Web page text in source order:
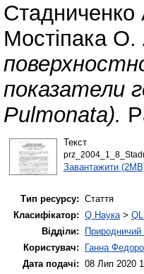
Мостіпака О.
показатели
Pulmonata).
Текст
Завантажити
Тип ресурсу: Стаття
Класифікатор: Q Наука>
Відділи:
Користувач:
Ганна
Дата подачі: 08 Лип 2020